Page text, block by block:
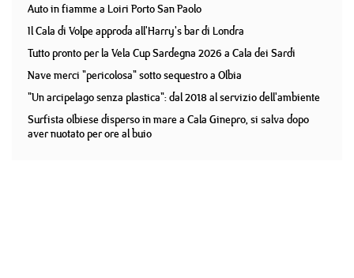
Auto in fiamme a Loiri Porto San Paolo
Il Cala di Volpe approda all'Harry's bar di Londra
Tutto pronto per la Vela Cup Sardegna 2026 a Cala dei Sardi
Nave merci "pericolosa" sotto sequestro a Olbia
"Un arcipelago senza plastica": dal 2018 al servizio dell'ambiente
Surfista olbiese disperso in mare a Cala Ginepro, si salva dopo
aver nuotato per ore al buio